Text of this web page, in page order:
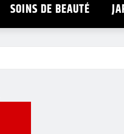
SOINS DE BEAUTÉ